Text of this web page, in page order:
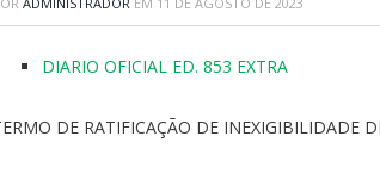
DIARIO OFICIAL ED. 853 EXTRA
DE RATIFICAÇÃO DE INEXIGIBILIDADE